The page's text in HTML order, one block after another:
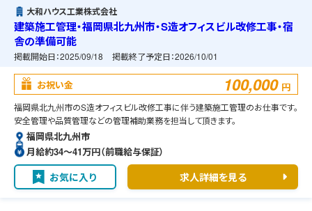
大和ハウス工業株式会社
建築施工管理・福岡県北九州市・S造オフィスビル改修工事・宿
舎の準備可能
掲載開始日：2025/09/18 掲載終了予定日：2026/10/01
お祝い金 100,000 円
福岡県北九州市のS造オフィスビル改修工事に伴う建築施工管理のお仕事です。
安全管理や品質管理などの管理補助業務を担当して頂きます。
福岡県北九州市
月給約34〜41万円（前職給与保証）
お気に入り 求人詳細を見る